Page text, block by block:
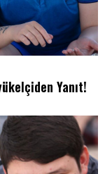
Yanıt!